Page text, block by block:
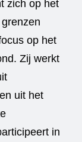
zich op het
op het
Zij werkt
uit het
in